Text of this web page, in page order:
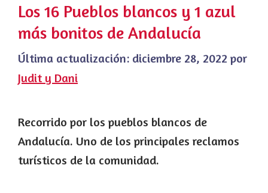
Los 16 Pueblos blancos y 1 azul
más bonitos de Andalucía
Última actualización: diciembre 28, 2022 por
Judit y Dani
Recorrido por los pueblos blancos de
Andalucía. Uno de los principales reclamos
turísticos de la comunidad.